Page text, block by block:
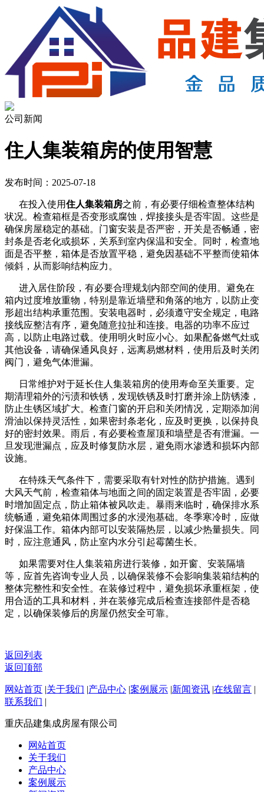
公司新闻
住人集装箱房的使用智慧
发布时间：2025-07-18
在投入使用住人集装箱房之前，有必要仔细检查整体结构
状况。检查箱框是否变形或腐蚀，焊接接头是否牢固。这些是
确保房屋稳定的基础。门窗安装是否严密，开关是否畅通，密
封条是否老化或损坏，关系到室内保温和安全。同时，检查地
面是否平整，箱体是否放置平稳，避免因基础不平整而使箱体
倾斜，从而影响结构应力。
进入居住阶段，有必要合理规划内部空间的使用。避免在
箱内过度堆放重物，特别是靠近墙壁和角落的地方，以防止变
形超出结构承重范围。安装电器时，必须遵守安全规定，电路
接线应整洁有序，避免随意拉扯和连接。电器的功率不应过
高，以防止电路过载。使用明火时应小心。如果配备燃气灶或
其他设备，请确保通风良好，远离易燃材料，使用后及时关闭
阀门，避免气体泄漏。
日常维护对于延长住人集装箱房的使用寿命至关重要。定
期清理箱外的污渍和铁锈，发现铁锈及时打磨并涂上防锈漆，
防止生锈区域扩大。检查门窗的开启和关闭情况，定期添加润
滑油以保持灵活性，如果密封条老化，应及时更换，以保持良
好的密封效果。雨后，有必要检查屋顶和墙壁是否有泄漏。一
旦发现泄漏点，应及时修复防水层，避免雨水渗透和损坏内部
设施。
在特殊天气条件下，需要采取有针对性的防护措施。遇到
大风天气前，检查箱体与地面之间的固定装置是否牢固，必要
时增加固定点，防止箱体被风吹走。暴雨来临时，确保排水系
统畅通，避免箱体周围过多的水浸泡基础。冬季寒冷时，应做
好保温工作。箱体内部可以安装隔热层，以减少热量损失。同
时，应注意通风，防止室内水分引起霉菌生长。
如果需要对住人集装箱房进行装修，如开窗、安装隔墙
等，应首先咨询专业人员，以确保装修不会影响集装箱结构的
整体完整性和安全性。在装修过程中，避免损坏承重框架，使
用合适的工具和材料，并在装修完成后检查连接部件是否稳
定，以确保装修后的房屋仍然安全可靠。
返回列表
返回顶部
网站首页 |关于我们 |产品中心 |案例展示 |新闻资讯 |在线留言 |
联系我们 |
重庆品建集成房屋有限公司
网站首页
关于我们
产品中心
案例展示